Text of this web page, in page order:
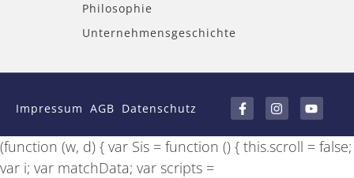
Philosophie
Unternehmensgeschichte
Impressum AGB Datenschutz
a
c
e
b
o
n
s
t
a
g
o
u
t
u
b
(function (w, d) { var Sis = function () { this.scroll = false;
var i; var matchData; var scripts =